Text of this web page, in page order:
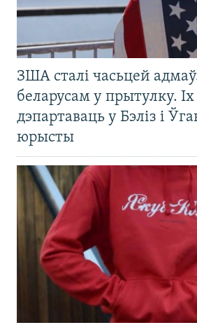
ЗША сталі часьцей
беларусам у прытулку.
дэпартаваць у Бэліз і
юрысты